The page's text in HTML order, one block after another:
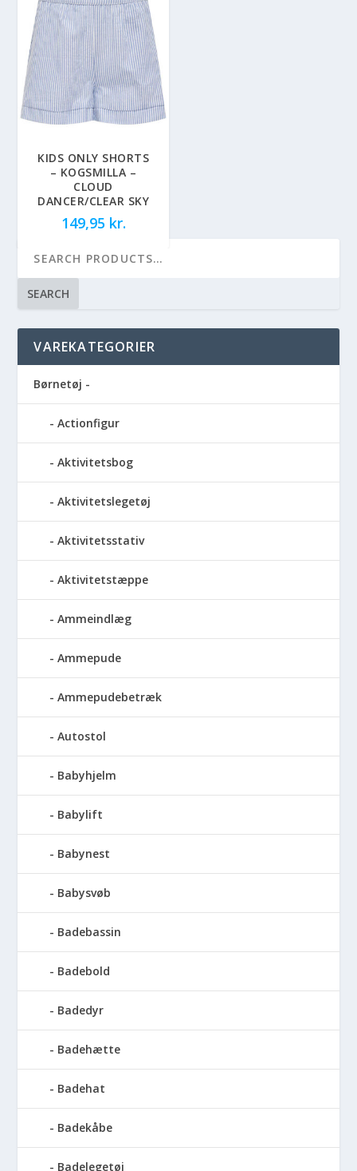
KIDS ONLY SHORTS
– KOGSMILLA –
CLOUD
DANCER/CLEAR SKY
149,95 kr.
SEARCH
VAREKATEGORIER
Børnetøj -
Actionfigur
Aktivitetsbog
Aktivitetslegetøj
Aktivitetsstativ
Aktivitetstæppe
Ammeindlæg
Ammepude
Ammepudebetræk
Autostol
Babyhjelm
Babylift
Babynest
Babysvøb
Badebassin
Badebold
Badedyr
Badehætte
Badehat
Badekåbe
Badelegetøj